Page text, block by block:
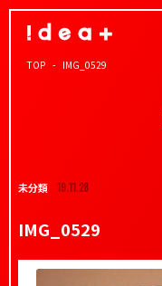
TOP IMG_0529
未分類 19.11.28
IMG_0529